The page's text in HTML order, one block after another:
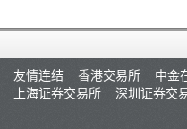
友情连结
香港交易所 中金
上海证券交易所
深圳证券交